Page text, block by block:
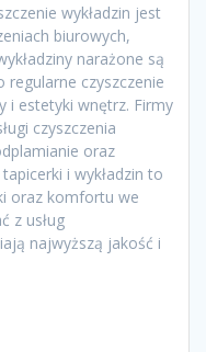
wykładzin jest
biurowych,
narażone są
czyszczenie
i estetyki wnętrz. Firmy
czyszczenia
oraz
i wykładzin to
oraz komfortu we
z usług
najwyższą jakość i